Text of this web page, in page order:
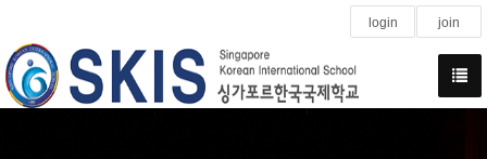
login join